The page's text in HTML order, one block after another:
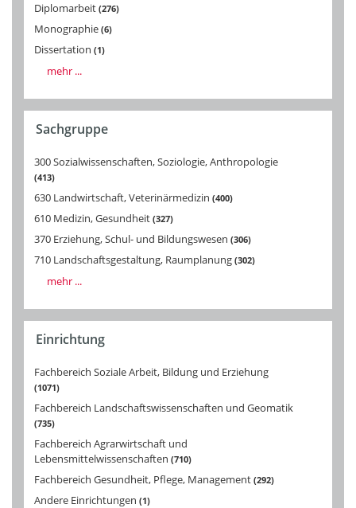
Diplomarbeit 276
Monographie 6
Dissertation 1
mehr ...
Sachgruppe
300 Sozialwissenschaften, Soziologie, Anthropologie
413
630 Landwirtschaft, Veterinärmedizin 400
610 Medizin, Gesundheit 327
370 Erziehung, Schul- und Bildungswesen 306
710 Landschaftsgestaltung, Raumplanung 302
mehr ...
Einrichtung
Fachbereich Soziale Arbeit, Bildung und Erziehung
1071
Fachbereich Landschaftswissenschaften und Geomatik
735
Fachbereich Agrarwirtschaft und
Lebensmittelwissenschaften 710
Fachbereich Gesundheit, Pflege, Management 292
Andere Einrichtungen 1